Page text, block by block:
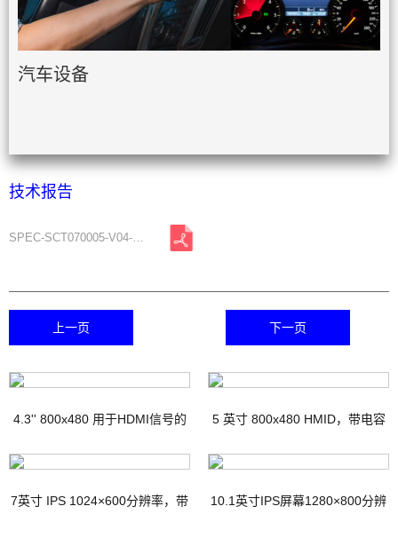
汽车设备
技术报告
上一页 下一页
4.3'' 800x480 用于HDMI信号的
TFT显示器，带PCAP
5 英寸 800x480 HMID，带电容
触摸
7英寸 IPS 1024×600分辨率，带 10.1英寸IPS屏幕1280×800分辨